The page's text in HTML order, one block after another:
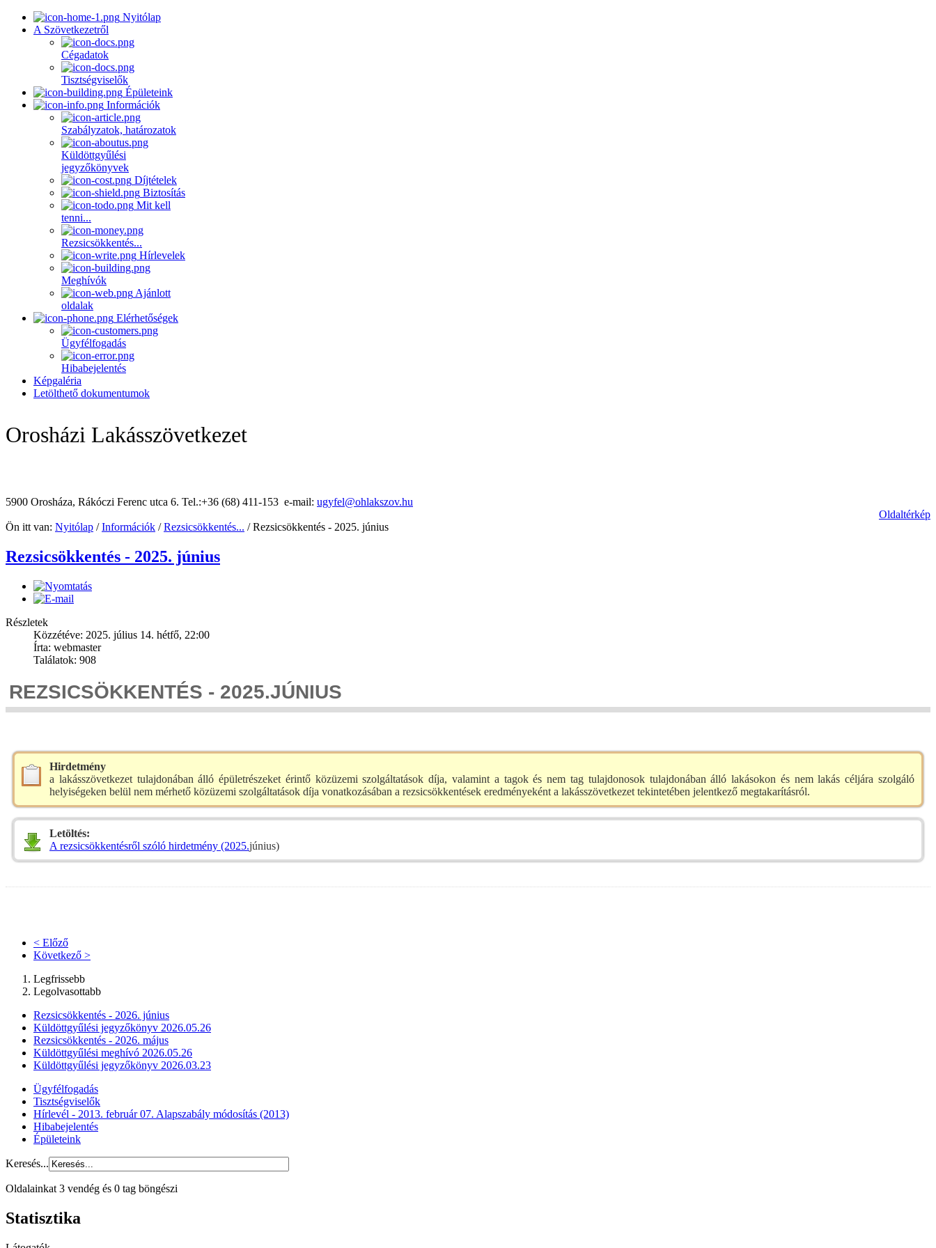
Nyitólap
A Szövetkezetről
Cégadatok
Tisztségviselők
Épületeink
Információk
Szabályzatok, határozatok
Küldöttgyűlési
jegyzőkönyvek
Díjtételek
Biztosítás
Mit kell
tenni...
Rezsicsökkentés...
Hírlevelek
Meghívók
Ajánlott
oldalak
Elérhetőségek
Ügyfélfogadás
Hibabejelentés
Képgaléria
Letölthető dokumentumok
Orosházi Lakásszövetkezet
5900 Orosháza, Rákóczi Ferenc utca 6. Tel.:+36 (68) 411-153 e-mail: ugyfel@ohlakszov.hu
Oldaltérkép
Ön itt van: Nyitólap /Információk /Rezsicsökkentés... /Rezsicsökkentés - 2025. június
Rezsicsökkentés - 2025. június
Részletek
Közzétéve: 2025. július 14. hétfő, 22:00
Írta: webmaster
Találatok: 908
REZSICSÖKKENTÉS - 2025.JÚNIUS
Hirdetmény
a lakásszövetkezet tulajdonában álló épületrészeket érintő közüzemi szolgáltatások díja, valamint a tagok és nem tag tulajdonosok tulajdonában álló lakásokon és nem lakás céljára szolgáló
helyiségeken belül nem mérhető közüzemi szolgáltatások díja vonatkozásában a rezsicsökkentések eredményeként a lakásszövetkezet tekintetében jelentkező megtakarításról.
Letöltés:
A rezsicsökkentésről szóló hirdetmény (2025.június)
< Előző
Következő >
Legfrissebb
Legolvasottabb
Rezsicsökkentés - 2026. június
Küldöttgyűlési jegyzőkönyv 2026.05.26
Rezsicsökkentés - 2026. május
Küldöttgyűlési meghívó 2026.05.26
Küldöttgyűlési jegyzőkönyv 2026.03.23
Ügyfélfogadás
Tisztségviselők
Hírlevél - 2013. február 07. Alapszabály módosítás (2013)
Hibabejelentés
Épületeink
Keresés...
Oldalainkat 3 vendég és 0 tag böngészi
Statisztika